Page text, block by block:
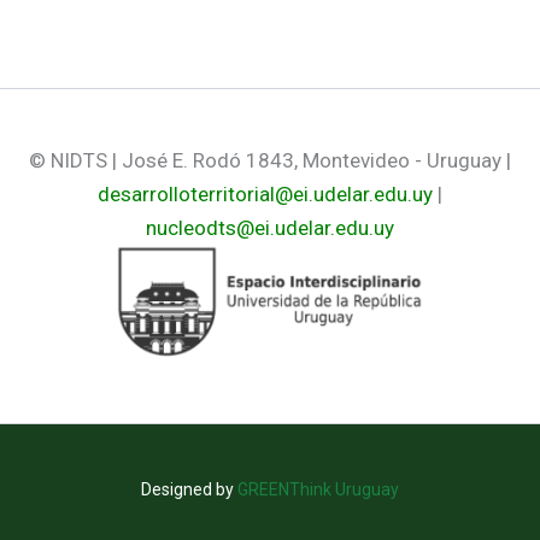
© NIDTS | José E. Rodó 1843, Montevideo - Uruguay |
desarrolloterritorial@ei.udelar.edu.uy |
nucleodts@ei.udelar.edu.uy
Designed by GREENThink Uruguay